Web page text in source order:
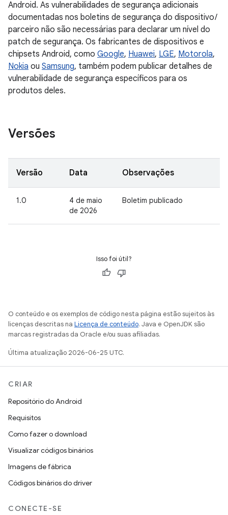
Android. As vulnerabilidades de segurança adicionais
documentadas nos boletins de segurança do dispositivo /
parceiro não são necessárias para declarar um nível do
patch de segurança. Os fabricantes de dispositivos e
chipsets Android, como Google, Huawei, LGE, Motorola,
Nokia ou Samsung, também podem publicar detalhes de
vulnerabilidade de segurança específicos para os
produtos deles.
Versões
Versão Data Observações
1.0
4 de maio
de 2026
Boletim publicado
Isso foi útil?
O conteúdo e os exemplos de código nesta página estão sujeitos às
licenças descritas na Licença de conteúdo. Java e OpenJDK são
marcas registradas da Oracle e/ou suas afiliadas.
Última atualização 2026-06-25 UTC.
CRIAR
Repositório do Android
Requisitos
Como fazer o download
Visualizar códigos binários
Imagens de fábrica
Códigos binários do driver
CONECTE-SE